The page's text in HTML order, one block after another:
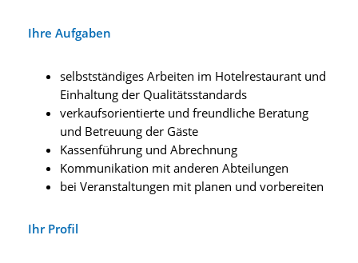
Ihre Aufgaben
selbstständiges Arbeiten im Hotelrestaurant und
Einhaltung der Qualitätsstandards
verkaufsorientierte und freundliche Beratung
und Betreuung der Gäste
Kassenführung und Abrechnung
Kommunikation mit anderen Abteilungen
bei Veranstaltungen mit planen und vorbereiten
Ihr Profil